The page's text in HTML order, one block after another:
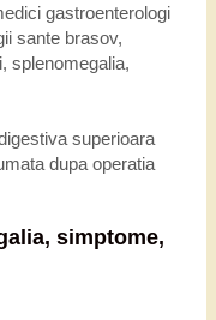
gastroenterologi
sante brasov,
, splenomegalia,
superioara
dupa operatia
simptome,